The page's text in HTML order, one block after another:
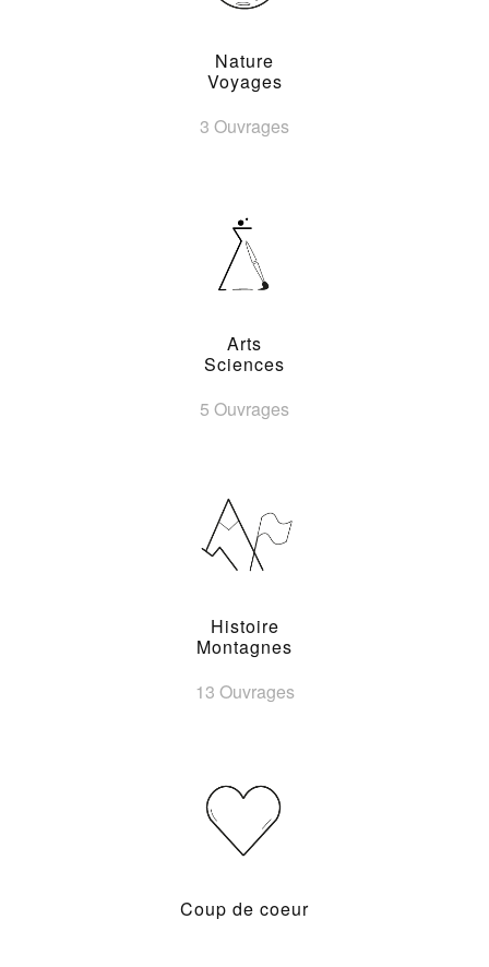
Nature
Voyages
3 Ouvrages
Arts
Sciences
5 Ouvrages
Histoire
Montagnes
13 Ouvrages
Coup de coeur